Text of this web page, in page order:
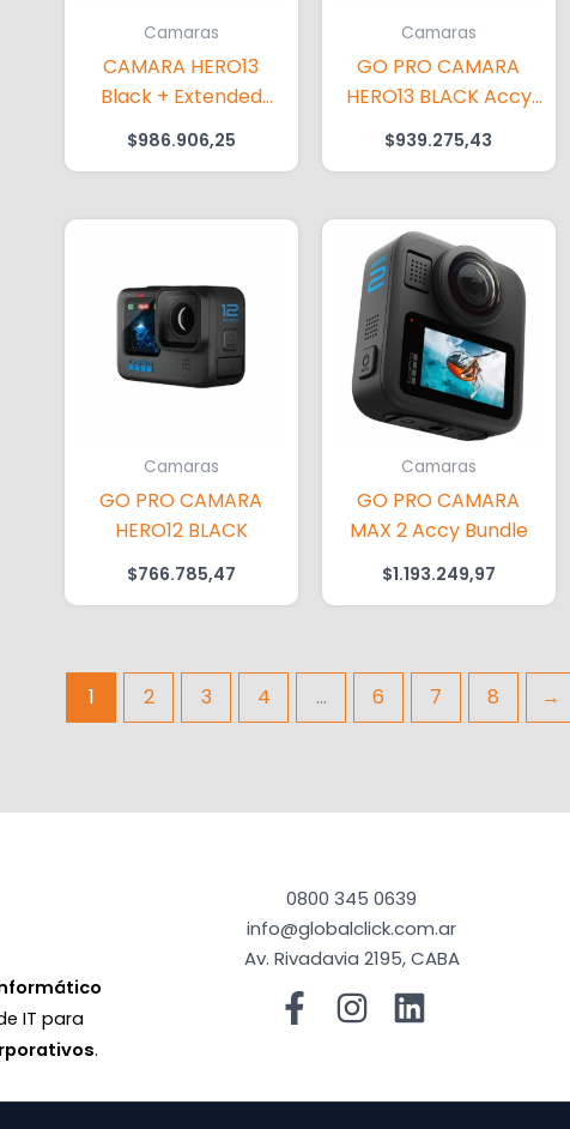
Camaras
CAMARA HERO13
Black + Extended
Power Bundle
$986.906,25
Camaras
GO PRO CAMARA
HERO13 BLACK Accy
Bundle
$939.275,43
Camaras
GO PRO CAMARA
HERO12 BLACK
$766.785,47
Camaras
GO PRO CAMARA
MAX 2 Accy Bundle
$1.193.249,97
1 2 3 4 … 6 7 8 →
IT para
.
0800 345 0639
info@globalclick.com.ar
Av. Rivadavia 2195, CABA